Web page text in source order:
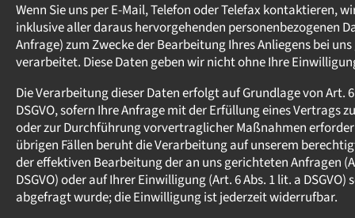
Wenn Sie uns per E-Mail, Telefon oder Telefax kontaktieren,
inklusive aller daraus hervorgehenden personenbezogenen
Anfrage) zum Zwecke der Bearbeitung Ihres Anliegens bei
verarbeitet. Diese Daten geben wir nicht ohne Ihre
Die Verarbeitung dieser Daten erfolgt auf Grundlage von Art.
DSGVO, sofern Ihre Anfrage mit der Erfüllung eines Vertrags
oder zur Durchführung vorvertraglicher Maßnahmen
übrigen Fällen beruht die Verarbeitung auf unserem
der effektiven Bearbeitung der an uns gerichteten Anfragen
DSGVO) oder auf Ihrer Einwilligung (Art. 6 Abs. 1 lit. a DSGVO)
abgefragt wurde; die Einwilligung ist jederzeit widerrufbar.